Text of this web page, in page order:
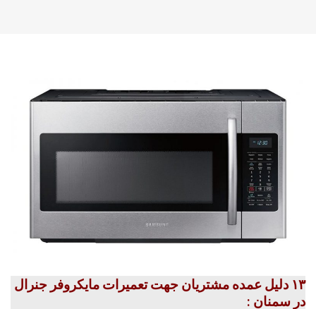
۱۳ دلیل عمده مشتریان جهت تعمیرات مایکروفر جنرال
در سمنان :